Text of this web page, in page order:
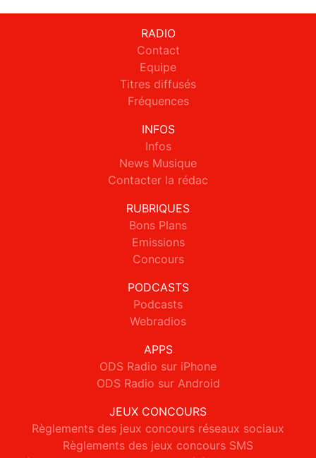
RADIO
Contact
Equipe
Titres diffusés
Fréquences
INFOS
Infos
News Musique
Contacter la rédac
RUBRIQUES
Bons Plans
Emissions
Concours
PODCASTS
Podcasts
Webradios
APPS
ODS Radio sur iPhone
ODS Radio sur Android
JEUX CONCOURS
Règlements des jeux concours réseaux sociaux
Règlements des jeux concours SMS